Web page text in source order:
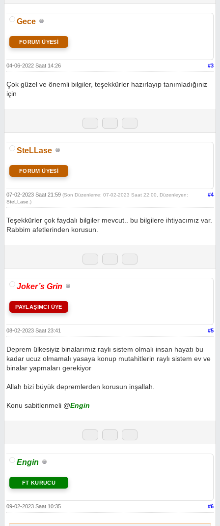
Gece
FORUM ÜYESİ
#3
04-06-2022 Saat 14:26
Çok güzel ve önemli bilgiler, teşekkürler hazırlayıp tanımladığıniz
için
SteLLase
FORUM ÜYESİ
#4
07-02-2023 Saat 21:59(Son Düzenleme: 07-02-2023 Saat 22:00, Düzenleyen:
SteLLase .)
Teşekkürler çok faydalı bilgiler mevcut.. bu bilgilere ihtiyacımız var.
Rabbim afetlerinden korusun.
Joker’s Grin
PAYLAŞIMCI ÜYE
#5
08-02-2023 Saat 23:41
Deprem ülkesiyiz binalarımız raylı sistem olmalı insan hayatı bu
kadar ucuz olmamalı yasaya konup mutahitlerin raylı sistem ev ve
binalar yapmaları gerekiyor
Allah bizi büyük depremlerden korusun inşallah.
Konu sabitlenmeli @Engin
Engin
FT KURUCU
#6
09-02-2023 Saat 10:35